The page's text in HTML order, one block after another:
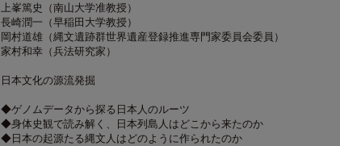
上峯篤史（南山大学准教授）
長崎潤一（早稲田大学教授）
岡村道雄（縄文遺跡群世界遺産登録推進専門家委員会委員）
家村和幸（兵法研究家）
日本文化の源流発掘
◆ゲノムデータから探る日本人のルーツ
◆身体史観で読み解く、日本列島人はどこから来たのか
◆日本の起源たる縄文人はどのように作られたのか